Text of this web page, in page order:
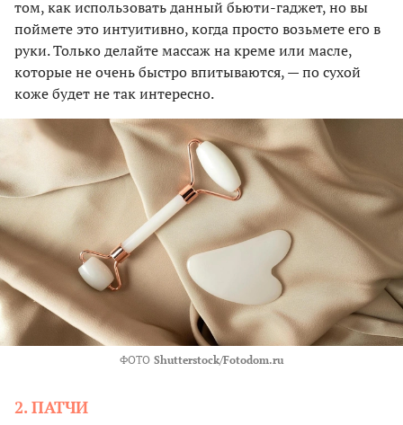
том, как использовать данный бьюти-гаджет, но вы
поймете это интуитивно, когда просто возьмете его в
руки. Только делайте массаж на креме или масле,
которые не очень быстро впитываются, — по сухой
коже будет не так интересно.
ФОТО Shutterstock/Fotodom.ru
2. ПАТЧИ